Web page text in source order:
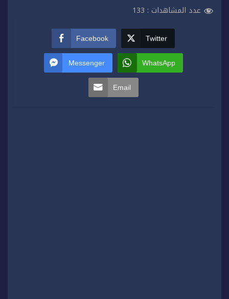
عدد المشاهدات : 133
Facebook Twitter
Messenger WhatsApp
Email